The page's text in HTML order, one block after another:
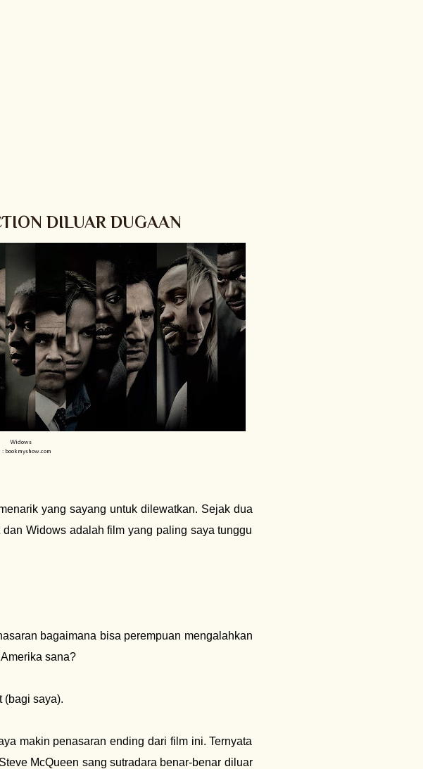
DILUAR DUGAAN
Widows
: bookmyshow.com
yang sayang untuk dilewatkan. Sejak dua
Widows adalah film yang paling saya tunggu
bagaimana bisa perempuan mengalahkan
sana?
(bagi saya).
makin penasaran ending dari film ini. Ternyata
McQueen sang sutradara benar-benar diluar